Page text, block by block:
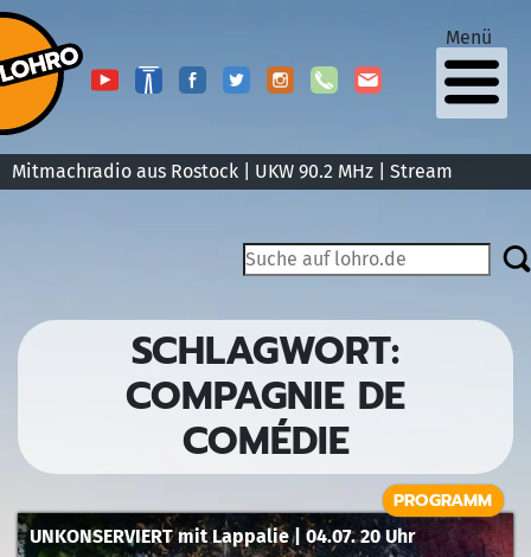
Mitmachradio aus Rostock | UKW 90.2 MHz | Stream
Menü
SCHLAGWORT:
COMPAGNIE DE
COMÉDIE
UNKONSERVIERT mit Lappalie | 04.07. 20 Uhr
PROGRAMM